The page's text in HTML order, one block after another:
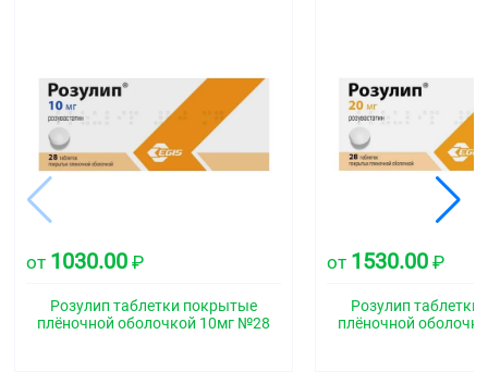
от 1030.00 ₽
Розулип таблетки покрытые
плёночной оболочкой 10мг №28
от 1530.00 ₽
Розулип
плёночной